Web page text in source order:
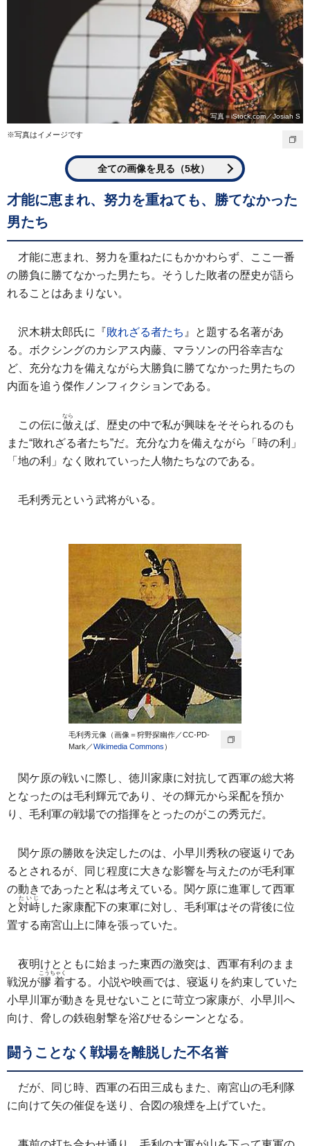
写真＝iStock.com／Josiah S
※写真はイメージです
全ての画像を見る（5枚）
才能に恵まれ、努力を重ねても、勝てなかった
男たち
才能に恵まれ、努力を重ねたにもかかわらず、ここ一番
の勝負に勝てなかった男たち。そうした敗者の歴史が語ら
れることはあまりない。
沢木耕太郎氏に『敗れざる者たち 』と題する名著があ
る。ボクシングのカシアス内藤、マラソンの円谷幸吉な
ど、充分な力を備えながら大勝負に勝てなかった男たちの
内面を追う傑作ノンフィクションである。
この伝に倣
なら
えば、歴史の中で私が興味をそそられるのも
また“敗れざる者たち”だ。充分な力を備えながら「時の利」
「地の利」なく敗れていった人物たちなのである。
毛利秀元という武将がいる。
毛利秀元像（画像＝狩野探幽作／CC-PD-
Mark／Wikimedia Commons ）
関ケ原の戦いに際し、徳川家康に対抗して西軍の総大将
となったのは毛利輝元であり、その輝元から采配を預か
り、毛利軍の戦場での指揮をとったのがこの秀元だ。
関ケ原の勝敗を決定したのは、小早川秀秋の寝返りであ
るとされるが、同じ程度に大きな影響を与えたのが毛利軍
の動きであったと私は考えている。関ケ原に進軍して西軍
と 対峙
たいじ
した家康配下の東軍に対し、毛利軍はその背後に位
置する南宮山上に陣を張っていた。
夜明けとともに始まった東西の激突は、西軍有利のまま
戦況が膠着
こうちゃく
する。小説や映画では、寝返りを約束していた
小早川軍が動きを見せないことに苛立つ家康が、小早川へ
向け、脅しの鉄砲射撃を浴びせるシーンとなる。
闘うことなく戦場を離脱した不名誉
だが、同じ時、西軍の石田三成もまた、南宮山の毛利隊
に向けて矢の催促を送り、合図の狼煙を上げていた。